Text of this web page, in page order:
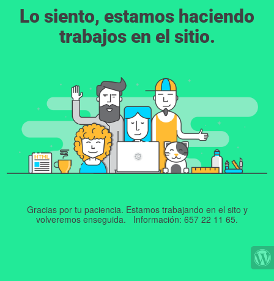
Lo siento, estamos haciendo
trabajos en el sitio.
Gracias por tu paciencia. Estamos trabajando en el sito y
volveremos enseguida. Información: 657 22 11 65.